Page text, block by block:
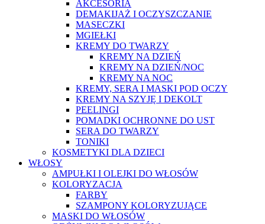
AKCESORIA
DEMAKIJAŻ I OCZYSZCZANIE
MASECZKI
MGIEŁKI
KREMY DO TWARZY
KREMY NA DZIEŃ
KREMY NA DZIEŃ/NOC
KREMY NA NOC
KREMY, SERA I MASKI POD OCZY
KREMY NA SZYJĘ I DEKOLT
PEELINGI
POMADKI OCHRONNE DO UST
SERA DO TWARZY
TONIKI
KOSMETYKI DLA DZIECI
WŁOSY
AMPUŁKI I OLEJKI DO WŁOSÓW
KOLORYZACJA
FARBY
SZAMPONY KOLORYZUJĄCE
MASKI DO WŁOSÓW